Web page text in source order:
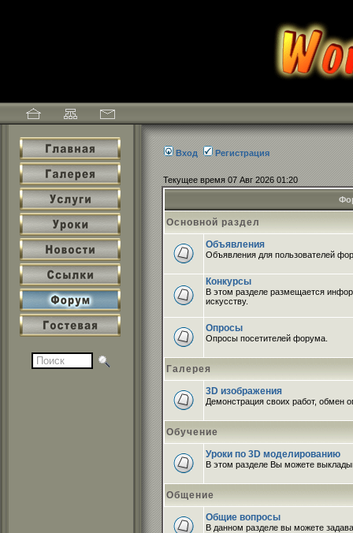
Вход Регистрация
Текущее время 07 Авг 2026 01:20
Основной раздел
Объявления
Объявления для пользователей
Конкурсы
В этом разделе размещается
искусству.
Опросы
Опросы посетителей форума.
Галерея
3D изображения
Демонстрация своих работ, обмен
Обучение
Уроки по 3D моделированию
В этом разделе Вы можете
Общение
Общие вопросы
В данном разделе вы можете